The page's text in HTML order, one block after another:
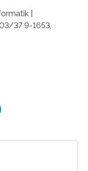
|
37 9-1653,